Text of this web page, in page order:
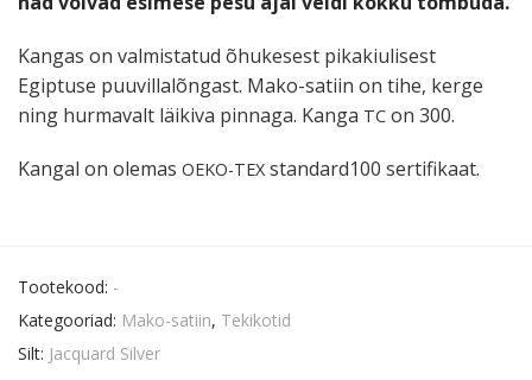
Kangas on valmis­tatud õhukesest pikakiu­lisest
Egiptuse puuvil­la­lõngast. Mako-satiin on tihe, kerge
ning hurmavalt läikiva pinnaga. Kanga TC on 300.
Kangal on olemas OEKO-TEX standard100 sertifikaat.
Tootekood: -
Kategooriad: Mako-satiin, Tekikotid
Silt: Jacquard Silver